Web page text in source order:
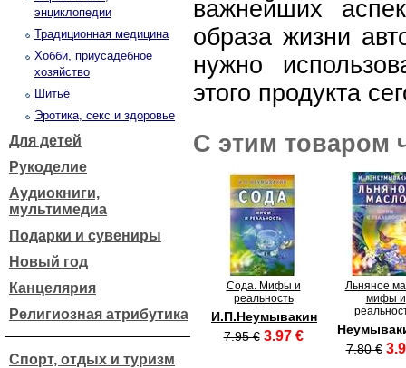
энциклопедии
Традиционная медицина
Хобби, приусадебное
хозяйство
Шитьё
Эротика, секс и здоровье
Для детей
Рукоделие
Аудиокниги,
мультимедиа
Подарки и сувениры
Новый год
Канцелярия
Религиозная атрибутика
Спорт, отдых и туризм
важнейших
образа жизни
нужно
этого продукта
С этим товаром
Сода. Мифы и
реальность
И.П.Неумывакин
7.95 € 3.97 €
Льняное
мифы и
7.80 €